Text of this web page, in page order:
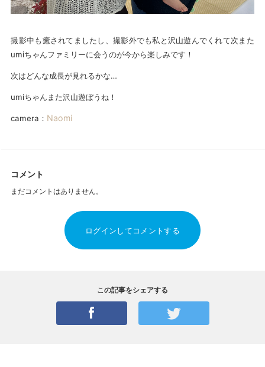
撮影中も癒されてましたし、撮影外でも私と沢山遊んでくれて次また
umiちゃんファミリーに会うのが今から楽しみです！
次はどんな成長が見れるかな…
umiちゃんまた沢山遊ぼうね！
camera： Naomi
コメント
まだコメントはありません。
ログインしてコメントする
この記事をシェアする